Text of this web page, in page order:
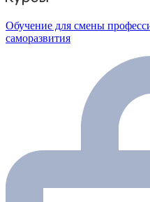
Обучение для смены
саморазвития